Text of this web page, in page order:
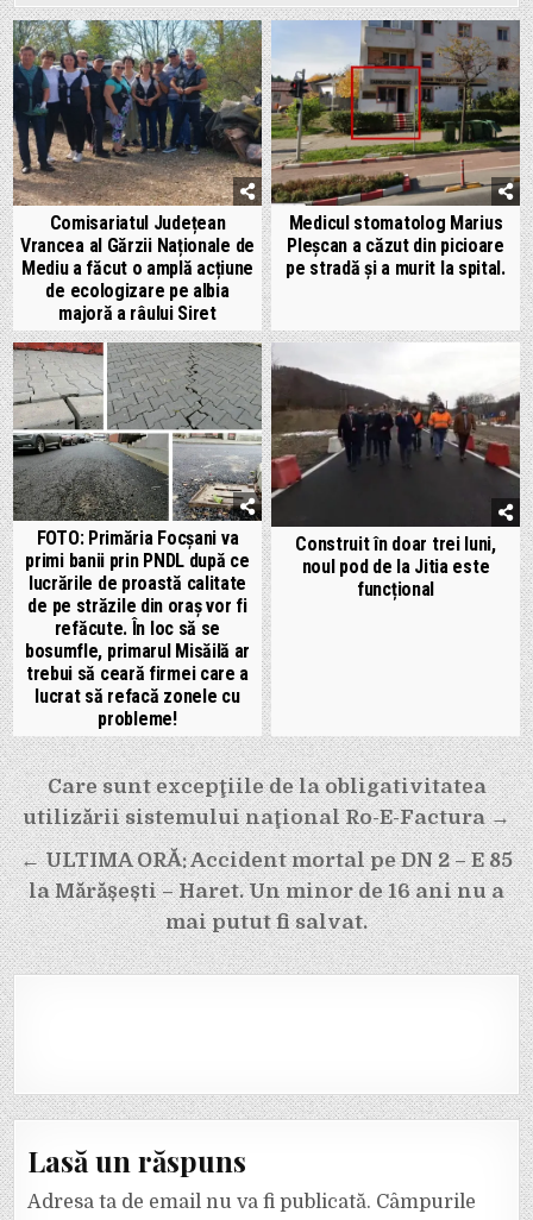
Comisariatul Județean
Vrancea al Gărzii Naționale de
Mediu a făcut o amplă acțiune
de ecologizare pe albia
majoră a râului Siret
Medicul stomatolog Marius
Pleșcan a căzut din picioare
pe stradă și a murit la spital.
FOTO: Primăria Focșani va
primi banii prin PNDL după ce
lucrările de proastă calitate
de pe străzile din oraș vor fi
refăcute. În loc să se
bosumfle, primarul Misăilă ar
trebui să ceară firmei care a
lucrat să refacă zonele cu
probleme!
Construit în doar trei luni,
noul pod de la Jitia este
funcțional
Navigare
în
articole
Care sunt excepţiile de la obligativitatea
utilizării sistemului naţional Ro-E-Factura →
← ULTIMA ORĂ: Accident mortal pe DN 2 – E 85
la Mărășești – Haret. Un minor de 16 ani nu a
mai putut fi salvat.
Lasă un răspuns
Adresa ta de email nu va fi publicată. Câmpurile